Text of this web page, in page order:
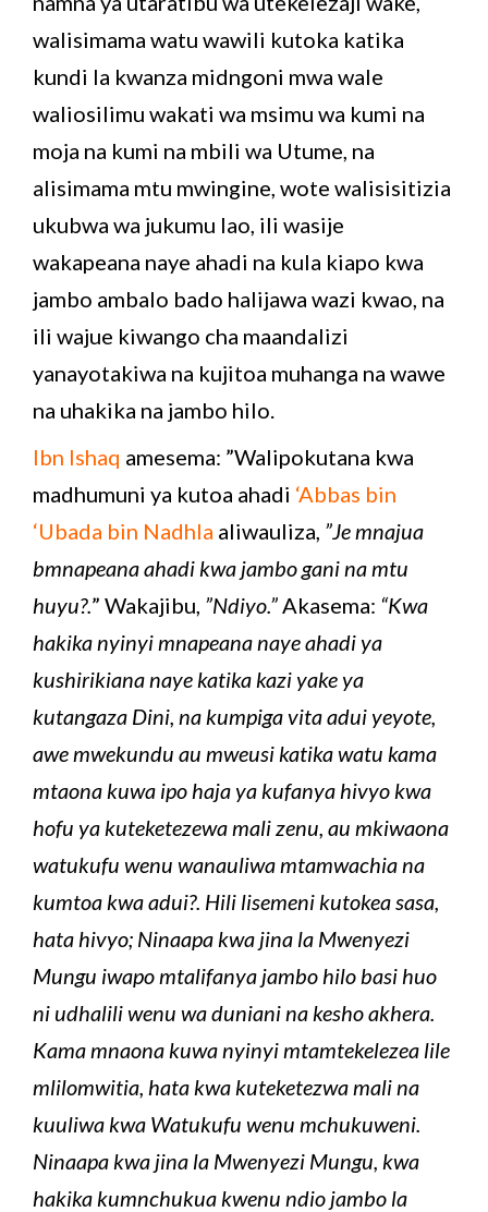
walisimama watu wawili kutoka katika
kundi la kwanza midngoni mwa wale
waliosilimu wakati wa msimu wa kumi na
moja na kumi na mbili wa Utume, na
alisimama mtu mwingine, wote walisisitizia
ukubwa wa jukumu lao, ili wasije
wakapeana naye ahadi na kula kiapo kwa
jambo ambalo bado halijawa wazi kwao, na
ili wajue kiwango cha maandalizi
yanayotakiwa na kujitoa muhanga na wawe
na uhakika na jambo hilo.
Ibn Ishaq amesema: ”Walipokutana kwa
madhumuni ya kutoa ahadi ‘Abbas bin
‘Ubada bin Nadhla aliwauliza, ”Je mnajua
bmnapeana ahadi kwa jambo gani na mtu
huyu?.” Wakajibu, ”Ndiyo.” Akasema: “Kwa
hakika nyinyi mnapeana naye ahadi ya
kushirikiana naye katika kazi yake ya
kutangaza Dini, na kumpiga vita adui yeyote,
awe mwekundu au mweusi katika watu kama
mtaona kuwa ipo haja ya kufanya hivyo kwa
hofu ya kuteketezewa mali zenu, au mkiwaona
watukufu wenu wanauliwa mtamwachia na
kumtoa kwa adui?. Hili lisemeni kutokea sasa,
hata hivyo; Ninaapa kwa jina la Mwenyezi
Mungu iwapo mtalifanya jambo hilo basi huo
ni udhalili wenu wa duniani na kesho akhera.
Kama mnaona kuwa nyinyi mtamtekelezea lile
mlilomwitia, hata kwa kuteketezwa mali na
kuuliwa kwa Watukufu wenu mchukuweni.
Ninaapa kwa jina la Mwenyezi Mungu, kwa
hakika kumnchukua kwenu ndio jambo la